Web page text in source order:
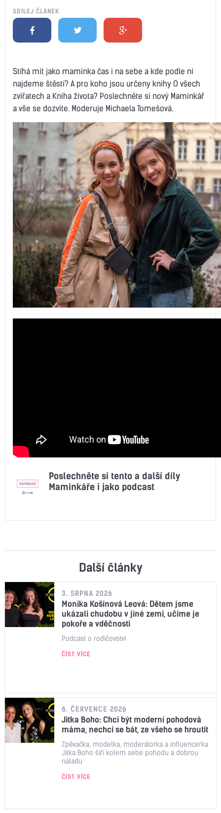
SDÍLEJ ČLÁNEK
Stíhá mít jako maminka čas i na sebe a kde podle ní
najdeme štěstí? A pro koho jsou určeny knihy O všech
zvířatech a Kniha života? Poslechněte si nový Maminkář
a vše se dozvíte. Moderuje Michaela Tomešová.
Poslechněte si tento a další díly
Maminkáře i jako podcast
Další články
3. SRPNA 2026
Monika Košínová Leová: Dětem jsme
ukázali chudobu v jiné zemi, učíme je
pokoře a vděčnosti
Podcast o rodičovství
ČÍST VÍCE
6. ČERVENCE 2026
Jitka Boho: Chci být moderní pohodová
máma, nechci se bát, ze všeho se hroutit
Zpěvačka, modelka, moderátorka a influencerka
Jitka Boho šíří kolem sebe pohodu a dobrou
náladu
ČÍST VÍCE